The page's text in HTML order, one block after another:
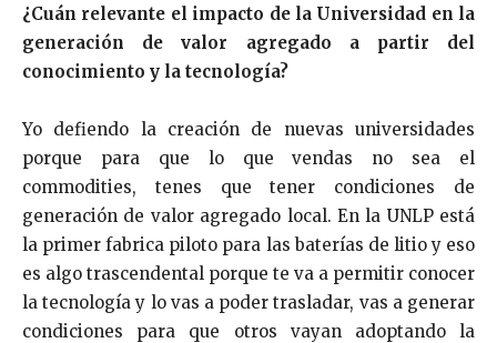
¿Cuán relevante el impacto de la Universidad en la
generación de valor agregado a partir del
conocimiento y la tecnología?
Yo defiendo la creación de nuevas universidades
porque para que lo que vendas no sea el
commodities, tenes que tener condiciones de
generación de valor agregado local. En la UNLP está
la primer fabrica piloto para las baterías de litio y eso
es algo trascendental porque te va a permitir conocer
la tecnología y lo vas a poder trasladar, vas a generar
condiciones para que otros vayan adoptando la